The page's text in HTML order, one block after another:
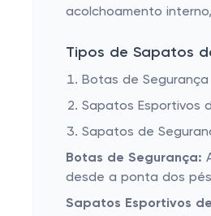
acolchoamento
Tipos de Sapatos
Botas de Segurança
Sapatos Esportivos
Sapatos de
Botas de Segurança:
desde a ponta dos
Sapatos Esportivos